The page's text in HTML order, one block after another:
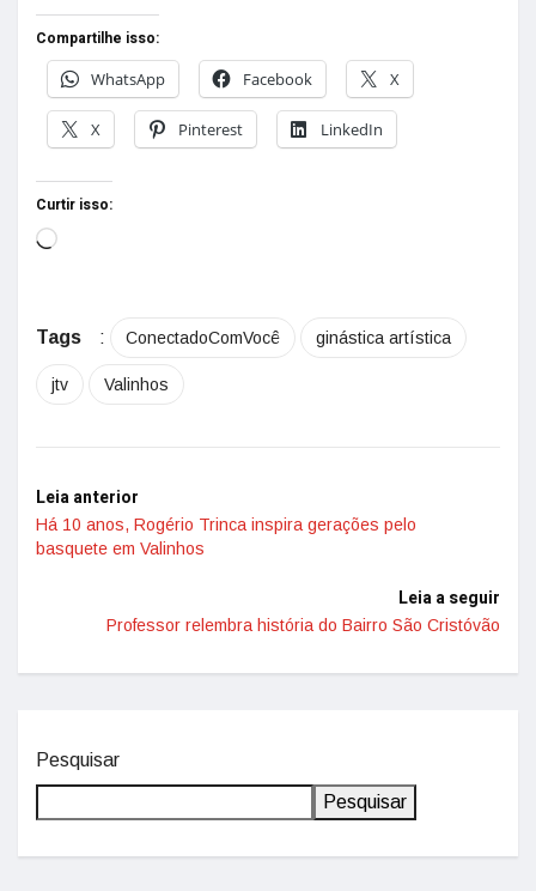
Compartilhe isso:
WhatsApp
Facebook X
X Pinterest LinkedIn
Curtir isso:
Tags : ConectadoComVocê ginástica artística
jtv Valinhos
Leia anterior
Há 10 anos, Rogério Trinca inspira gerações pelo
basquete em Valinhos
Leia a seguir
Professor relembra história do Bairro São Cristóvão
Pesquisar
Pesquisar